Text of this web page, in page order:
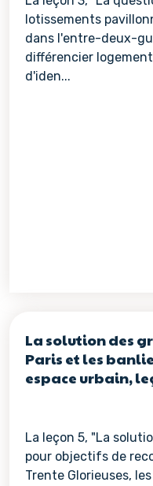
lotissements
dans l'entre-deux-
différencier
d'iden...
La solution des
Paris et les
espace urbain,
La leçon 5, "La
pour objectifs de
Trente Glorieuses,